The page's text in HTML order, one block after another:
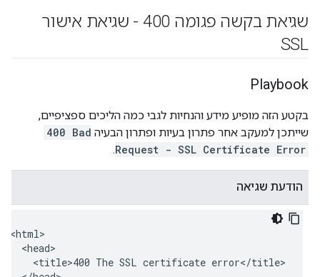
שגיאת בקשה פגומה 400 - שגיאת אישור
SSL
Playbook
בקטע הזה מופיע מידע והנחיות לגבי כמה הליכים ספציפיים,
שייתכן למעקב אחר פתרון בעיות ופתרון הבעיה 400 Bad
Request - SSL Certificate Error
.
הודעת שגיאה
<html>
  <head>
    <title>400 The SSL certificate error</title>